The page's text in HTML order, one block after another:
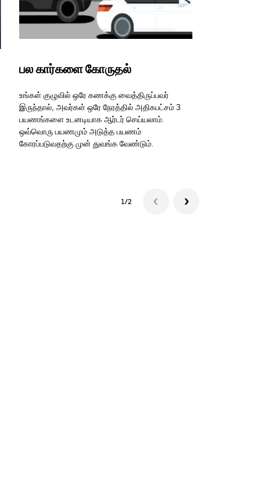
பல கார்களை கோருதல்
உங்கள் குழுவில் ஒரே கணக்கு வைத்திருப்பவர்
இருந்தால், அவர்கள் ஒரே நேரத்தில் அதிகபட்சம் 3
பயணங்களை உடனடியாக ஆர்டர் செய்யலாம்.
ஒவ்வொரு பயணமும் அடுத்த பயணம்
கோரப்படுவதற்கு முன் துவங்க வேண்டும்.
1/2